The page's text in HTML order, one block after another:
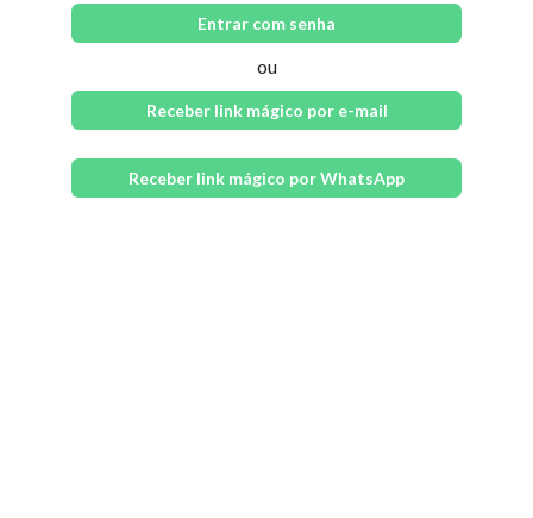
Entrar com senha
ou
Receber link mágico por e-mail
Receber link mágico por WhatsApp